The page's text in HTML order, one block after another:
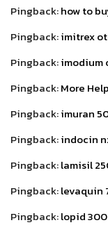
Pingback:how to
Pingback:imitrex
Pingback:imodium
Pingback:More Help
Pingback:imuran
Pingback:indocin
Pingback:lamisil
Pingback:levaquin
Pingback:lopid